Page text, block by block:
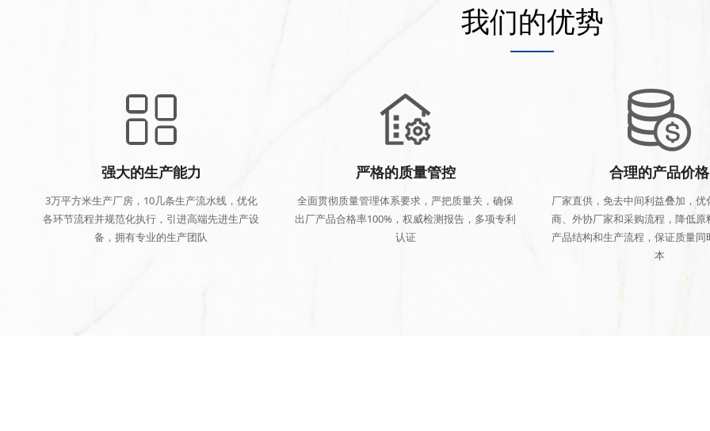
我们的优势
强大的生产能力
3万平方米生产厂房，10几条生产流水线，优化
各环节流程并规范化执行，引进高端先进生产设
备，拥有专业的生产团队
严格的质量管控
全面贯彻质量管理体系要求，严把质量关，确保
出厂产品合格率100%，权威检测报告，多项专利
认证
合理的产品价格
厂家直供，免去中间利益叠加，优
商、外协厂家和采购流程，降低原
产品结构和生产流程，保证质量同
本